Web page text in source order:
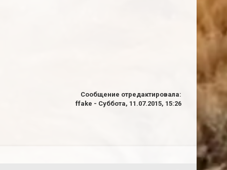
Сообщение отредактировала:
ffake - Суббота, 11.07.2015, 15:26